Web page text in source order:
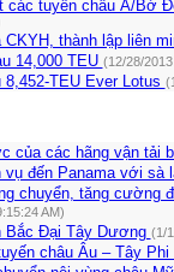
các tuyến châu Á/Bờ
CKYH, thành lập liên
14,000 TEU (12/28/
8,452-TEU Ever Lotus
của các hãng vận tải
vụ đến Panama với sà
chuyển, tăng cường
AM)
Bắc Đại Tây Dương (1/
châu Âu – Tây Phi